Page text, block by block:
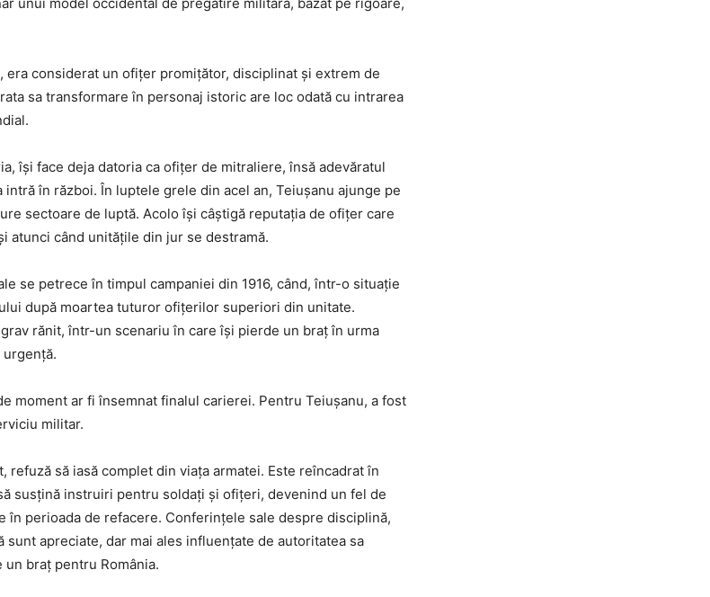
unui model occidental de pregătire militară, bazat pe rigoare,
era considerat un ofițer promițător, disciplinat și extrem de
sa transformare în personaj istoric are loc odată cu intrarea
își face deja datoria ca ofițer de mitraliere, însă adevăratul
intră în război. În luptele grele din acel an, Teiușanu ajunge pe
sectoare de luptă. Acolo își câștigă reputația de ofițer care
atunci când unitățile din jur se destramă.
se petrece în timpul campaniei din 1916, când, într-o situație
după moartea tuturor ofițerilor superiori din unitate.
rănit, într-un scenariu în care își pierde un braț în urma
moment ar fi însemnat finalul carierei. Pentru Teiușanu, a fost
militar.
refuză să iasă complet din viața armatei. Este reîncadrat în
susțină instruiri pentru soldați și ofițeri, devenind un fel de
în perioada de refacere. Conferințele sale despre disciplină,
apreciate, dar mai ales influențate de autoritatea sa
braț pentru România.